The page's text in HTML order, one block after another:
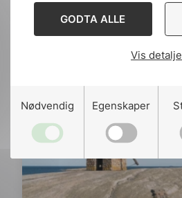
GODTA ALLE
Vis
Nødvendig Egenskaper
Relaterte artikler